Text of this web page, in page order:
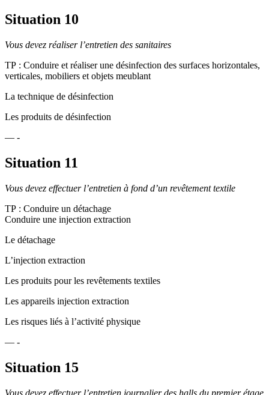
Situation 10
Vous devez réaliser l’entretien des sanitaires
TP : Conduire et réaliser une désinfection des surfaces horizontales,
verticales, mobiliers et objets meublant
La technique de désinfection
Les produits de désinfection
— -
Situation 11
Vous devez effectuer l’entretien à fond d’un revêtement textile
TP : Conduire un détachage
Conduire une injection extraction
Le détachage
L’injection extraction
Les produits pour les revêtements textiles
Les appareils injection extraction
Les risques liés à l’activité physique
— -
Situation 15
Vous devez effectuer l’entretien journalier des halls du premier étage